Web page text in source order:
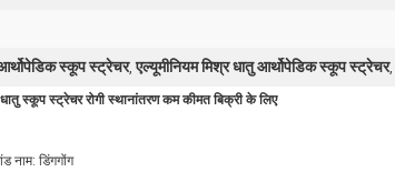
स्कूप स्ट्रेचर,एल्यूमीनियम मिश्र धातु आर्थोपेडिक स्कूप स्ट्रेचर,
स्कूप स्ट्रेचर रोगी स्थानांतरण कम कीमत बिक्री के लिए
नाम: डिंगगोंग